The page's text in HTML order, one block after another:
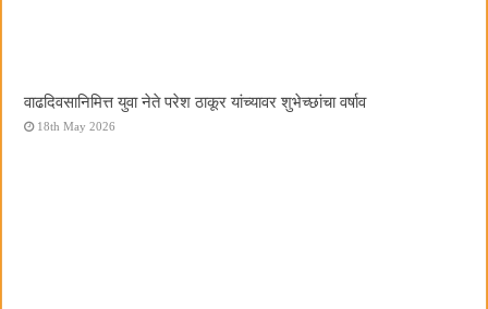
वाढदिवसानिमित्त युवा नेते परेश ठाकूर यांच्यावर शुभेच्छांचा वर्षाव
18th May 2026